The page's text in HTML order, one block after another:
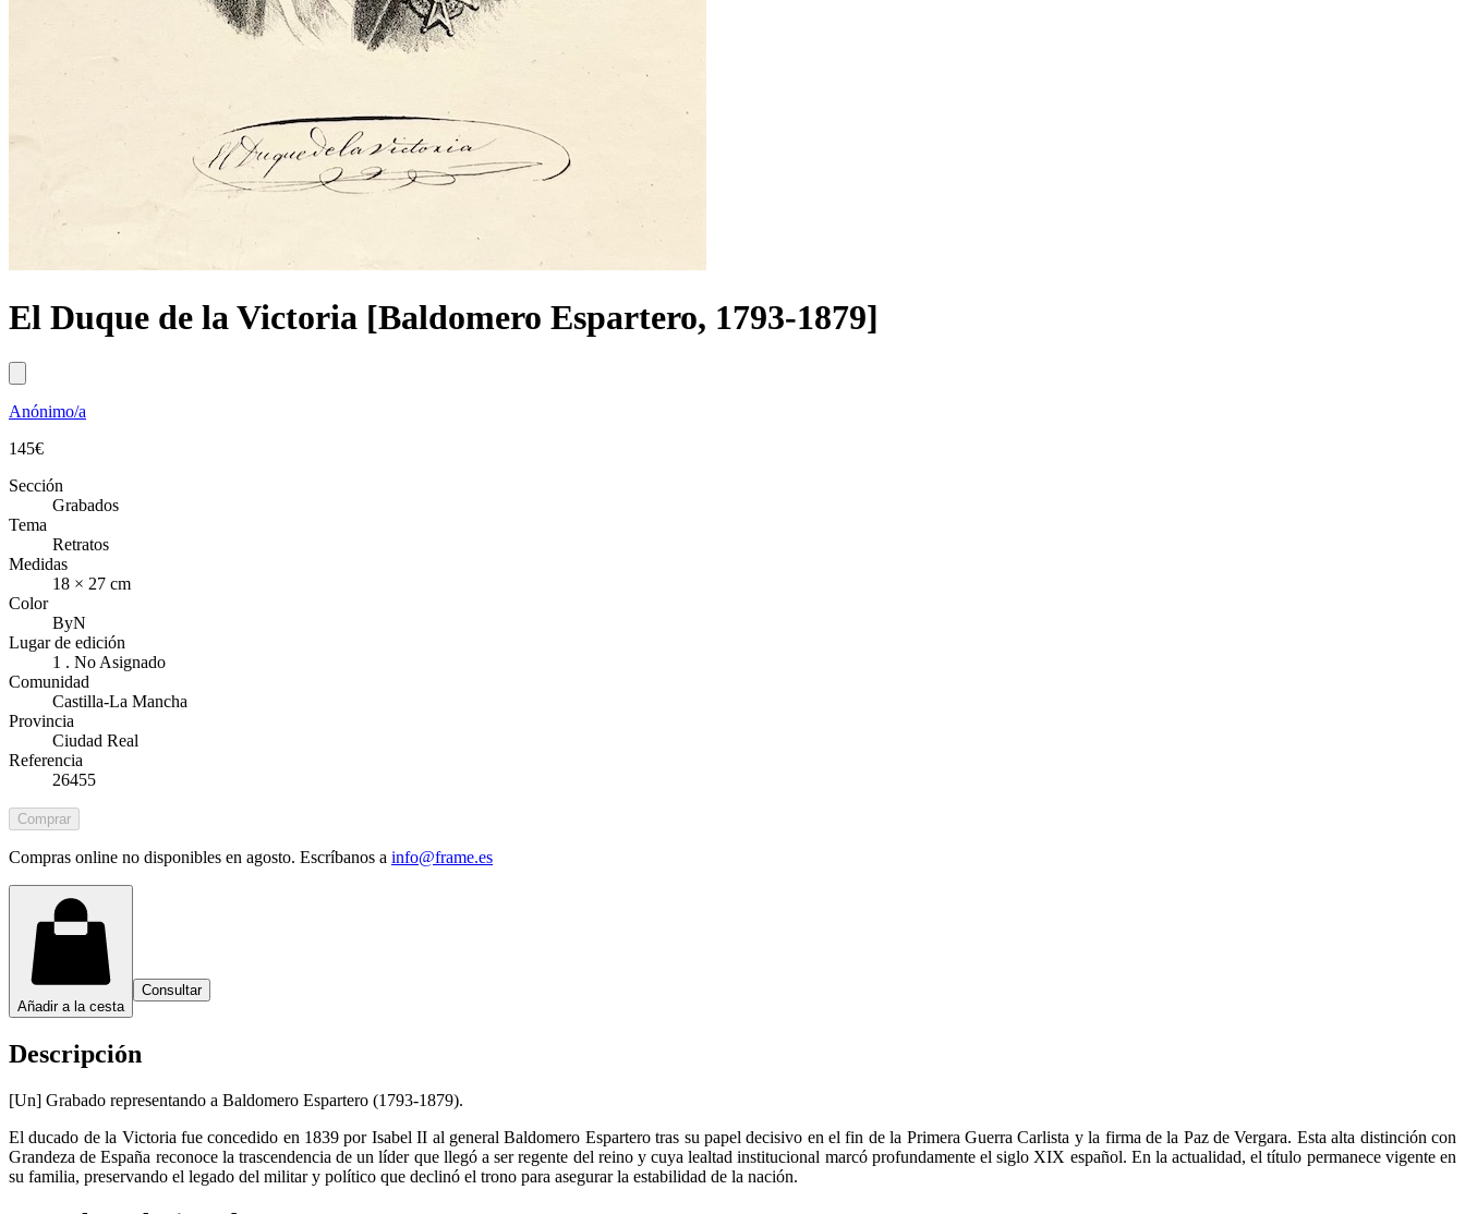
El Duque de la Victoria [Baldomero Espartero, 1793-1879]
Anónimo/a
145€
Sección
Grabados
Tema
Retratos
Medidas
18 × 27 cm
Color
ByN
Lugar de edición
1 . No Asignado
Comunidad
Castilla-La Mancha
Provincia
Ciudad Real
Referencia
26455
Comprar
Compras online no disponibles en agosto. Escríbanos a info@frame.es
Añadir a la cesta
Consultar
Descripción
[Un] Grabado representando a Baldomero Espartero (1793-1879).
El ducado de la Victoria fue concedido en 1839 por Isabel II al general Baldomero Espartero tras su papel decisivo en el fin de la Primera Guerra Carlista y la firma de la Paz de Vergara. Esta alta distinción con
Grandeza de España reconoce la trascendencia de un líder que llegó a ser regente del reino y cuya lealtad institucional marcó profundamente el siglo XIX español. En la actualidad, el título permanece vigente en
su familia, preservando el legado del militar y político que declinó el trono para asegurar la estabilidad de la nación.